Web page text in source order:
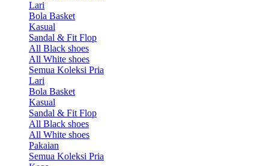
Lari
Bola Basket
Kasual
Sandal & Fit Flop
All Black shoes
All White shoes
Semua Koleksi Pria
Lari
Bola Basket
Kasual
Sandal & Fit Flop
All Black shoes
All White shoes
Pakaian
Semua Koleksi Pria